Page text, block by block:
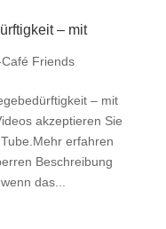
– mit
Friends
– mit
akzeptieren Sie
erfahren
Beschreibung
das...